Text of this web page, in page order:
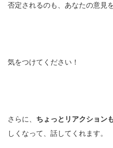
否定されるのも、あなたの意見
気をつけてください！
さらに、 ちょっとリアクション
しくなって、話してくれます。